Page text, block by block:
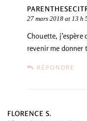
27 mars 2018 at 13 h
Chouette, j’espère
revenir me donner
RÉPONDRE
FLORENCE S.